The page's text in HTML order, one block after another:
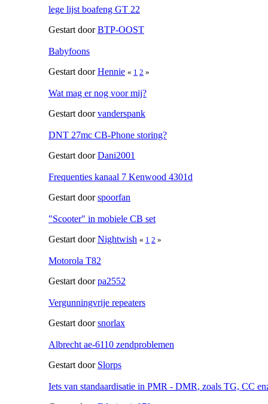
lege lijst boafeng GT 22
Gestart doorBTP-OOST
Babyfoons
Gestart doorHennie « 1 2 »
Wat mag er nog voor mij?
Gestart doorvanderspank
DNT 27mc CB-Phone storing?
Gestart doorDani2001
Frequenties kanaal 7 Kenwood 4301d
Gestart doorspoorfan
"Scooter" in mobiele CB set
Gestart doorNightwish « 1 2 »
Motorola T82
Gestart doorpa2552
Vergunningvrije repeaters
Gestart doorsnorlax
Albrecht ae-6110 zendproblemen
Gestart door Slorps
Iets van standaardisatie in PMR - DMR, zoals TG, CC